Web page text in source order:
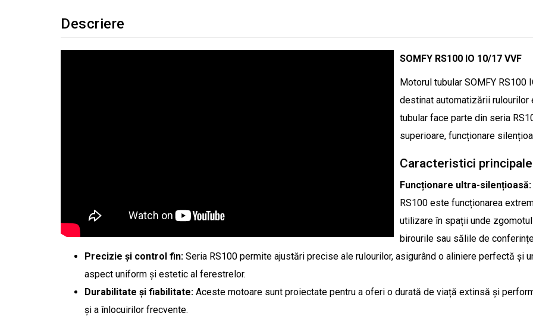
Descriere
SOMFY RS100 IO 10/17 VVF
Motorul tubular SOMFY
destinat automatizării rulourilor
tubular face parte din seria
superioare, funcționare
Caracteristici
Funcționare ultra-silențioasă:
RS100 este funcționarea
utilizare în spații unde
birourile sau sălile de
Precizie și control fin: Seria RS100 permite ajustări precise ale rulourilor, asigurând o aliniere perfectă și
aspect uniform și estetic al ferestrelor.
Durabilitate și fiabilitate: Aceste motoare sunt proiectate pentru a oferi o durată de viață extinsă și
și a înlocuirilor frecvente.